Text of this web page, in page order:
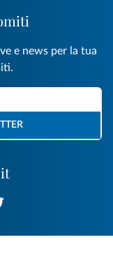
e news per la tua